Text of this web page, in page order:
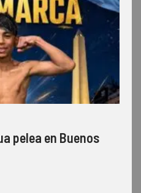
pelea en Buenos